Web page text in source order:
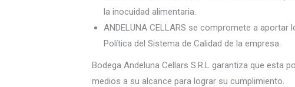
la inocuidad alimentaria.
ANDELUNA CELLARS se compromete a
Política del Sistema de Calidad de la empresa.
Bodega Andeluna Cellars S.R.L garantiza que esta
medios a su alcance para lograr su cumplimiento.